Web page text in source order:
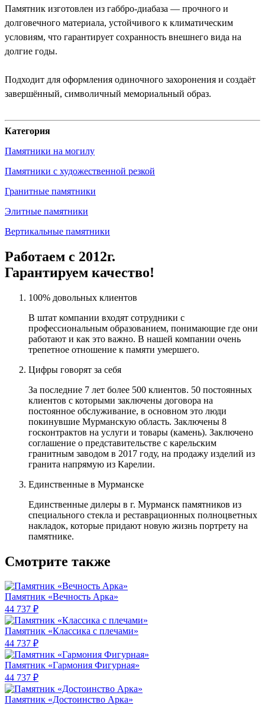
Памятник изготовлен из габбро-диабаза — прочного и
долговечного материала, устойчивого к климатическим
условиям, что гарантирует сохранность внешнего вида на
долгие годы.
Подходит для оформления одиночного захоронения и создаёт
завершённый, символичный мемориальный образ.
Категория
Памятники на могилу
Памятники с художественной резкой
Гранитные памятники
Элитные памятники
Вертикальные памятники
Работаем с 2012г.
Гарантируем качество!
100% довольных клиентов
В штат компании входят сотрудники с
профессиональным образованием, понимающие где они
работают и как это важно. В нашей компании очень
трепетное отношение к памяти умершего.
Цифры говорят за себя
За последние 7 лет более 500 клиентов. 50 постоянных
клиентов с которыми заключены договора на
постоянное обслуживание, в основном это люди
покинувшие Мурманскую область. Заключены 8
госконтрактов на услуги и товары (камень). Заключено
соглашение о представительстве с карельским
гранитным заводом в 2017 году, на продажу изделий из
гранита напрямую из Карелии.
Единственные в Мурманске
Единственные дилеры в г. Мурманск памятников из
специального стекла и реставрационных полноцветных
накладок, которые придают новую жизнь портрету на
памятнике.
Смотрите также
Памятник «Вечность Арка»
44 737 ₽
Памятник «Классика c плечами»
44 737 ₽
Памятник «Гармония Фигурная»
44 737 ₽
Памятник «Достоинство Арка»